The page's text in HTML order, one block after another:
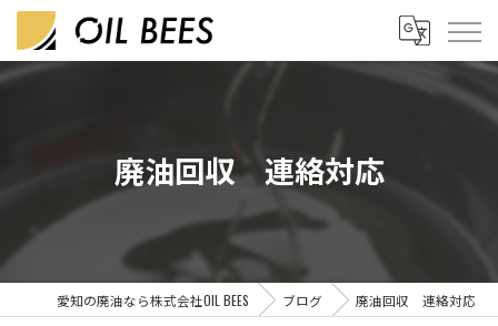
廃油回収 連絡対応
愛知の廃油なら株式会社OIL BEES ブログ 廃油回収 連絡対応